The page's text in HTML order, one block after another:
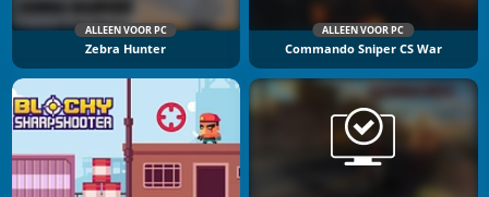
ALLEEN VOOR PC
Zebra Hunter
ALLEEN VOOR PC
Commando Sniper CS War